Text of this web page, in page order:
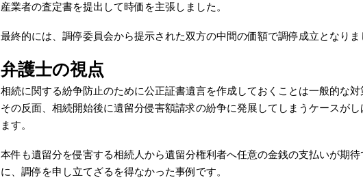
産業者の査定書を提出して時価を主張しました。
最終的には、調停委員会から提示された双方の中間の価額で調停成立となりま
弁護士の視点
相続に関する紛争防止のために公正証書遺言を作成しておくことは一般的な対
その反面、相続開始後に遺留分侵害額請求の紛争に発展してしまうケースが
ます。
本件も遺留分を侵害する相続人から遺留分権利者へ任意の金銭の支払いが期
に、調停を申し立てざるを得なかった事例です。